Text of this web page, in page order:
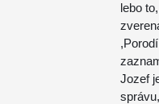
lebo
Jozef